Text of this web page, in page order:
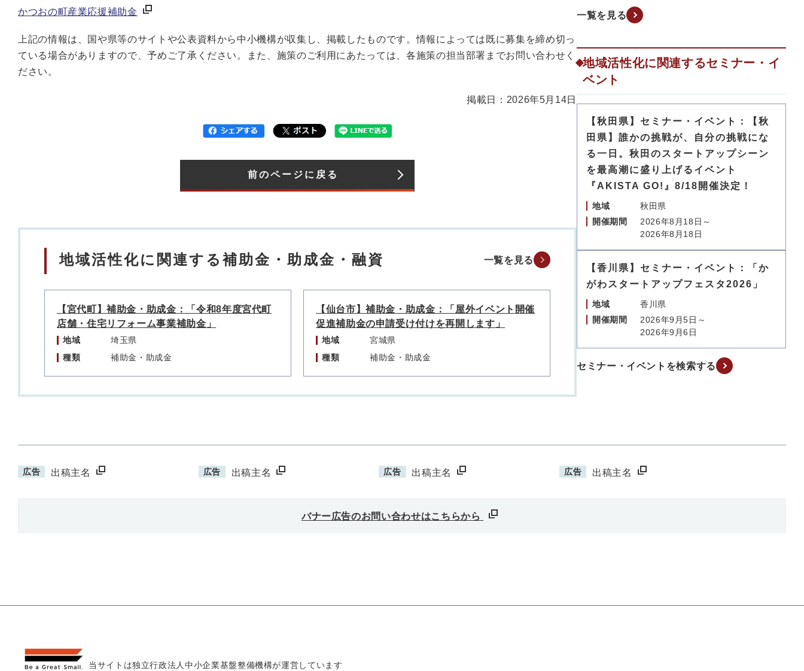
かつおの町産業応援補助金
上記の情報は、国や県等のサイトや公表資料から中小機構が収集し、掲載したものです。情報によっては既に募集を締め切っ
ている場合がありますので、予めご了承ください。また、施策のご利用にあたっては、各施策の担当部署までお問い合わせく
ださい。
掲載日：2026年5月14日
前のページに戻る
地域活性化に関連する補助金・助成金・融資 一覧を見る
【宮代町】補助金・助成金：「令和8年度宮代町
店舗・住宅リフォーム事業補助金」
地域
埼玉県
種類
補助金・助成金
【仙台市】補助金・助成金：「屋外イベント開催
促進補助金の申請受け付けを再開します」
地域
宮城県
種類
補助金・助成金
一覧を見る
地域活性化に関連するセミナー・イ
ベント
【秋田県】セミナー・イベント：【秋
田県】誰かの挑戦が、自分の挑戦にな
る一日。秋田のスタートアップシーン
を最高潮に盛り上げるイベント
『AKISTA GO!』8/18開催決定！
地域
秋田県
開催期間
2026年8月18日～
2026年8月18日
【香川県】セミナー・イベント：「か
がわスタートアップフェスタ2026」
地域
香川県
開催期間
2026年9月5日～
2026年9月6日
セミナー・イベントを検索する
広告 出稿主名 広告 出稿主名 広告 出稿主名 広告 出稿主名
バナー広告のお問い合わせはこちらから
当サイトは独立行政法人中小企業基盤整備機構が運営しています